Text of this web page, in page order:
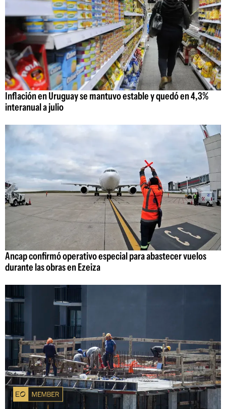
Inflación en Uruguay se mantuvo estable y quedó en 4,3%
interanual a julio
Ancap confirmó operativo especial para abastecer vuelos
durante las obras en Ezeiza